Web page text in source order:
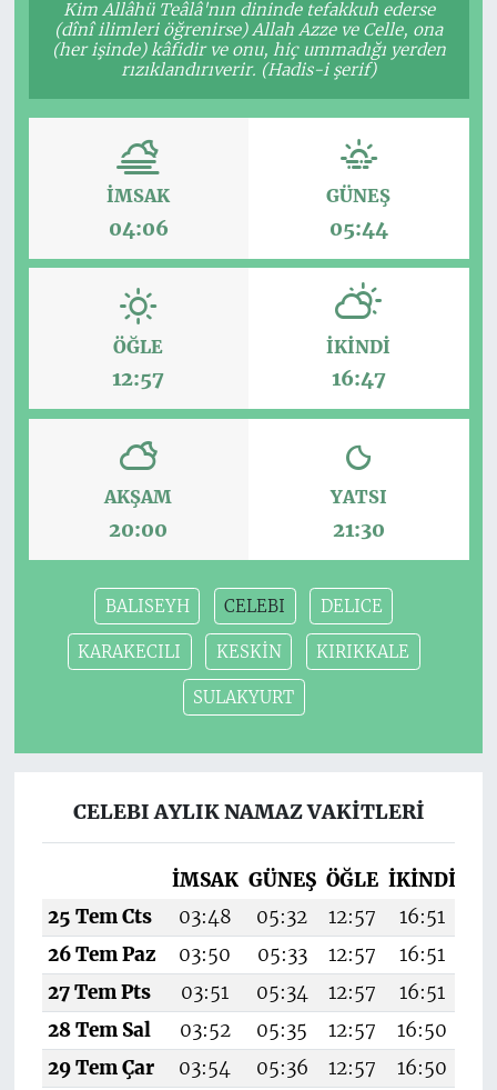
Kim Allâhü Teâlâ'nın dininde tefakkuh ederse
(dînî ilimleri öğrenirse) Allah Azze ve Celle, ona
(her işinde) kâfidir ve onu, hiç ummadığı yerden
rızıklandırıverir. (Hadis-i şerif)
İMSAK
04:06
GÜNEŞ
05:44
ÖĞLE
12:57
İKINDI
16:47
AKŞAM
20:00
YATSI
21:30
BALISEYH CELEBI DELICE
KARAKECILI KESKİN KIRIKKALE
SULAKYURT
CELEBI AYLIK NAMAZ VAKITLERI
İMSAK GÜNEŞ ÖĞLE İKINDI
25 Tem Cts
03:48 05:32 12:57 16:51
26 Tem Paz
03:50 05:33 12:57 16:51
27 Tem Pts
03:51 05:34 12:57 16:51
28 Tem Sal
03:52 05:35 12:57 16:50
29 Tem Çar
03:54 05:36 12:57 16:50